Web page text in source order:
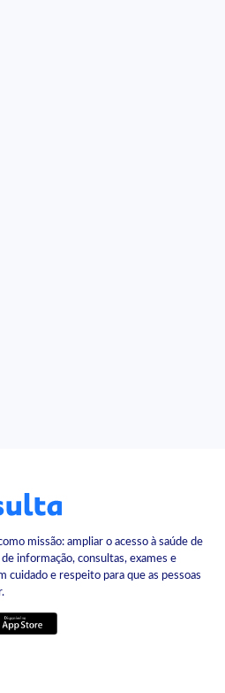
missão: ampliar o acesso à saúde de
informação, consultas, exames e
cuidado e respeito para que as pessoas